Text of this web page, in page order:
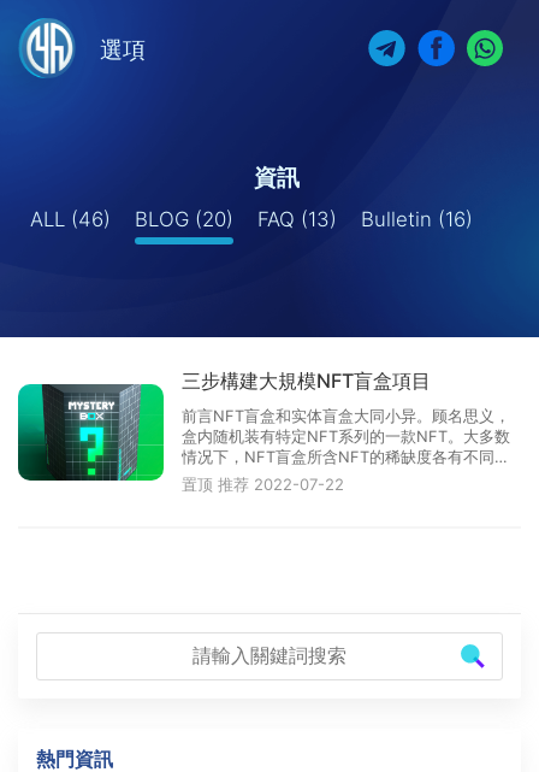
選項
資訊
ALL (46) BLOG (20) FAQ (13) Bulletin (16)
三步構建大規模NFT盲盒項目
前言NFT盲盒和实体盲盒大同小异。顾名思义，
盒内随机装有特定NFT系列的一款NFT。大多数
情况下，NFT盲盒所含NFT的稀缺度各有不同。
如果幸运降临，拆出超级稀有的NFT，售价可达
数万或数百万美元。一般情况下，多数盲盒主人
置顶 推荐 2022-07-22
熱門資訊